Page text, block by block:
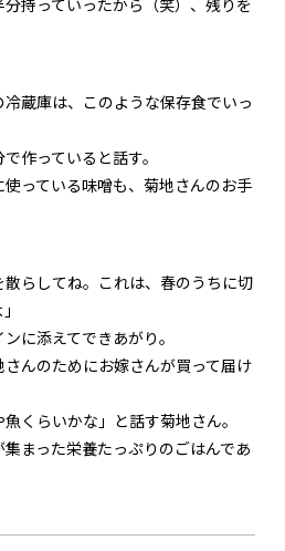
蔵庫は、このような保存食でいっ
作っていると話す。
っている味噌も、菊地さんのお手
散らしてね。これは、春のうちに切
に添えてできあがり。
んのためにお嫁さんが買って届け
くらいかな」と話す菊地さん。
まった栄養たっぷりのごはんであ